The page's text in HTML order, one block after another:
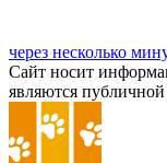
через несколько
Сайт носит
являются